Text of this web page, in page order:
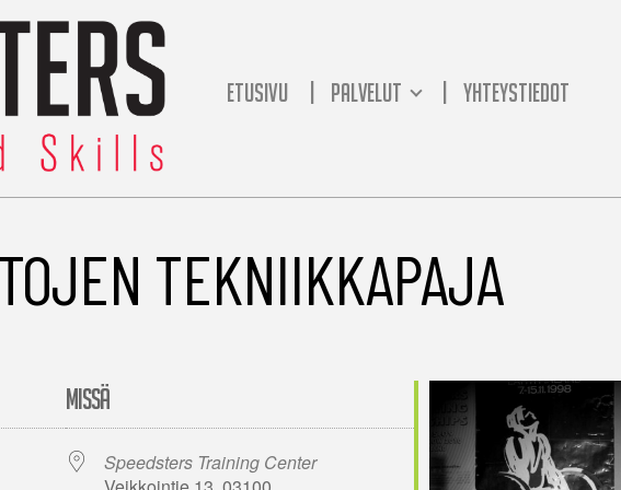
ETUSIVU PALVELUT YHTEYSTIEDOT
TEKNIIKKAPAJA
MISSÄ
Speedsters Training Center